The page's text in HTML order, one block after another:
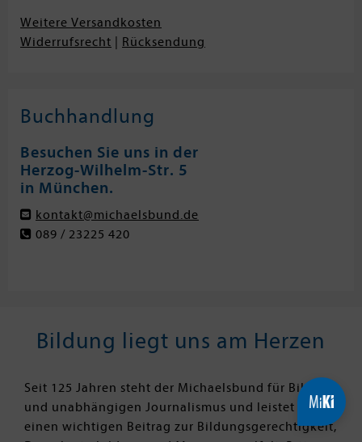
Weitere Versandkosten
Widerrufsrecht
Rücksendung
Buchhandlung
Besuchen Sie uns in der
Herzog-Wilhelm-Str. 5
in München.
kontakt@michaelsbund.de
089 / 23225 420
Bildung liegt uns am Herzen
Seit 125 Jahren steht der Michaelsbund für Bildung
und unabhängigen Journalismus und leistet so
einen wichtigen Beitrag zur Bildungsgerechtigkeit,